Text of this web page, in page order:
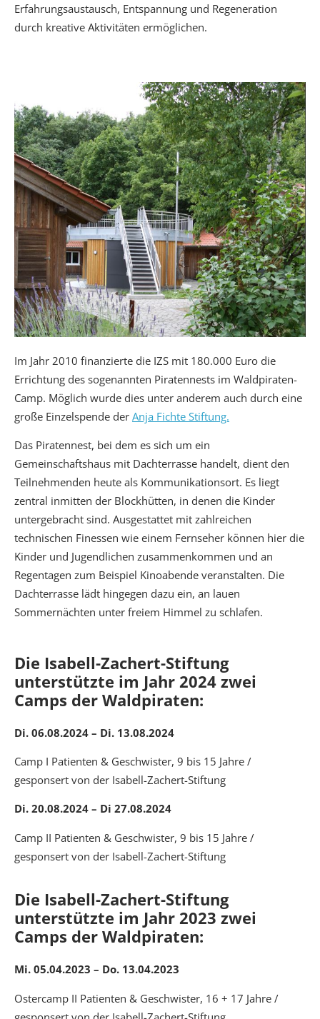
Erfahrungsaustausch, Entspannung und Regeneration
durch kreative Aktivitäten ermöglichen.
Im Jahr 2010 finanzierte die IZS mit 180.000 Euro die
Errichtung des sogenannten Piratennests im Waldpiraten-
Camp. Möglich wurde dies unter anderem auch durch eine
große Einzelspende der Anja Fichte Stiftung.
Das Piratennest, bei dem es sich um ein
Gemeinschaftshaus mit Dachterrasse handelt, dient den
Teilnehmenden heute als Kommunikationsort. Es liegt
zentral inmitten der Blockhütten, in denen die Kinder
untergebracht sind. Ausgestattet mit zahlreichen
technischen Finessen wie einem Fernseher können hier die
Kinder und Jugendlichen zusammenkommen und an
Regentagen zum Beispiel Kinoabende veranstalten. Die
Dachterrasse lädt hingegen dazu ein, an lauen
Sommernächten unter freiem Himmel zu schlafen.
Die Isabell-Zachert-Stiftung
unterstützte im Jahr 2024 zwei
Camps der Waldpiraten:
Di. 06.08.2024 – Di. 13.08.2024
Camp I Patienten & Geschwister, 9 bis 15 Jahre /
gesponsert von der Isabell-Zachert-Stiftung
Di. 20.08.2024 – Di 27.08.2024
Camp II Patienten & Geschwister, 9 bis 15 Jahre /
gesponsert von der Isabell-Zachert-Stiftung
Die Isabell-Zachert-Stiftung
unterstützte im Jahr 2023 zwei
Camps der Waldpiraten:
Mi. 05.04.2023 – Do. 13.04.2023
Ostercamp II Patienten & Geschwister, 16 + 17 Jahre /